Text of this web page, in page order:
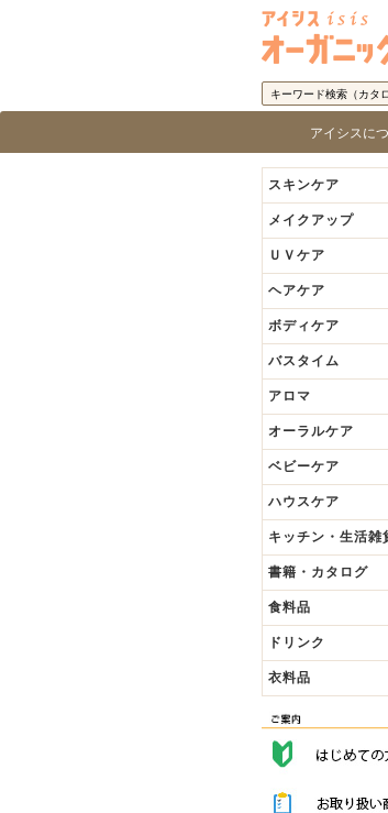
キーワード検索（カタ
アイシスに
アイシス「オー
スキンケア
メイクアップ
ＵＶケア
ヘアケア
ボディケア
バスタイム
アロマ
オーラルケア
ベビーケア
ハウスケア
キッチン・生活雑
書籍・カタログ
食料品
ドリンク
衣料品